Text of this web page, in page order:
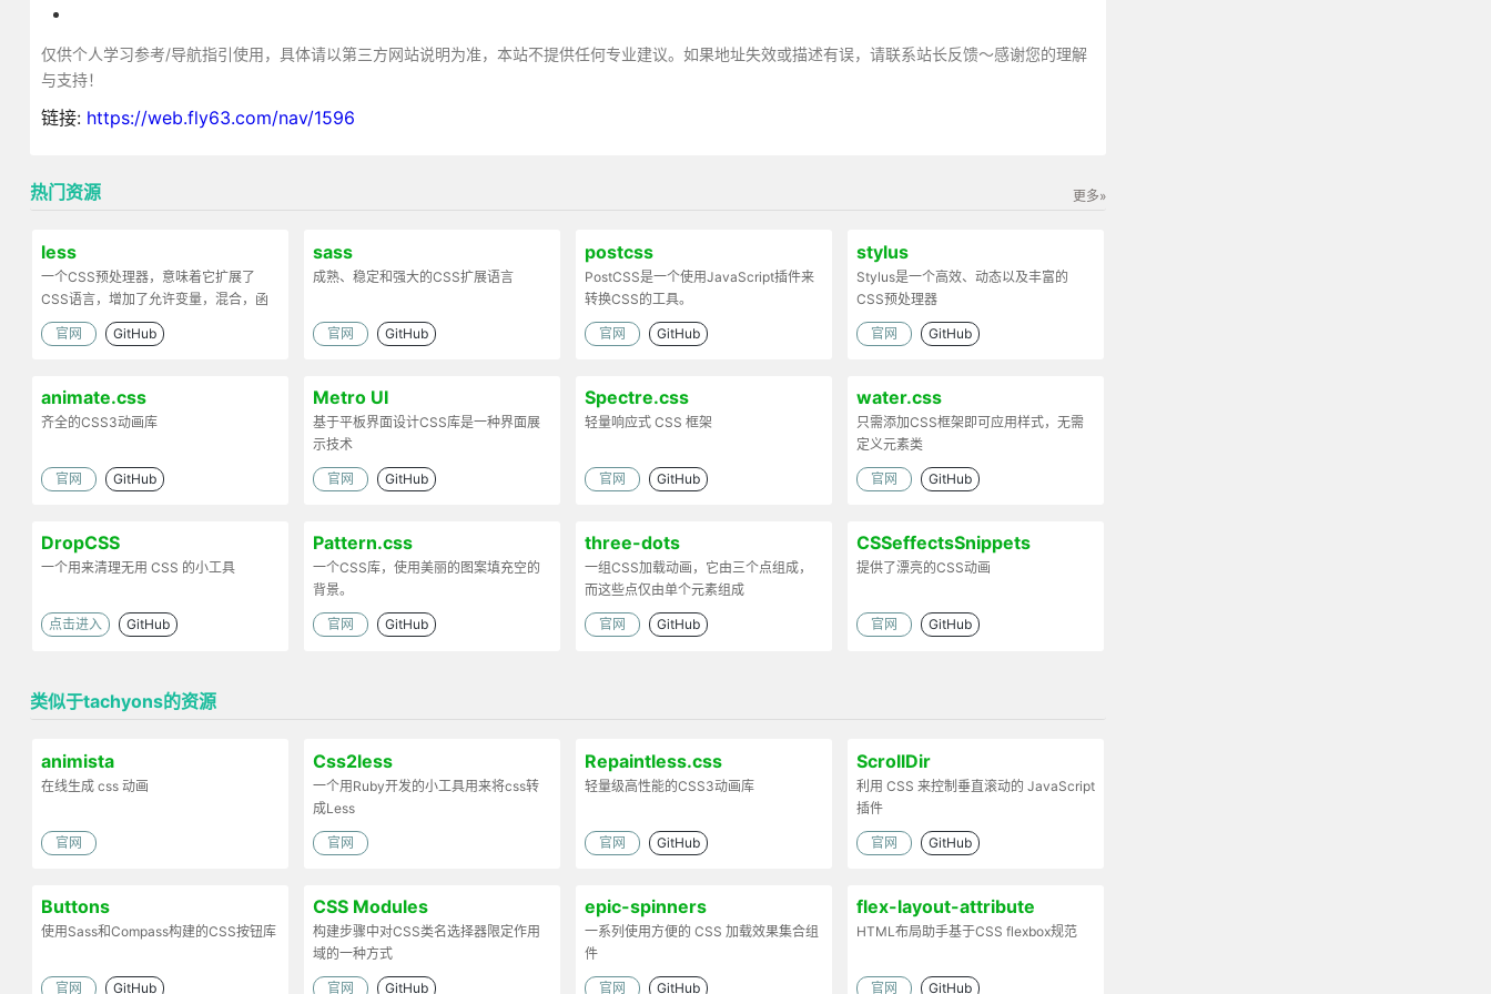
仅供个人学习参考/导航指引使用，具体请以第三方网站说明为准，本站不提供任何专业建议。如果地址失效或描述有误，请联系站长反馈～感谢您的理解
与支持！
链接: https://web.fly63.com/nav/1596
更多»
热门资源
less
一个CSS预处理器，意味着它扩展了
CSS语言，增加了允许变量，混合，函
数和许多其他技术的功能
官网 GitHub
sass
成熟、稳定和强大的CSS扩展语言
官网 GitHub
postcss
PostCSS是一个使用JavaScript插件来
转换CSS的工具。
官网 GitHub
stylus
Stylus是一个高效、动态以及丰富的
CSS预处理器
官网 GitHub
animate.css
齐全的CSS3动画库
官网 GitHub
Metro UI
基于平板界面设计CSS库是一种界面展
示技术
官网 GitHub
Spectre.css
轻量响应式 CSS 框架
官网 GitHub
water.css
只需添加CSS框架即可应用样式，无需
定义元素类
官网 GitHub
DropCSS
一个用来清理无用 CSS 的小工具
点击进入 GitHub
Pattern.css
一个CSS库，使用美丽的图案填充空的
背景。
官网 GitHub
three-dots
一组CSS加载动画，它由三个点组成，
而这些点仅由单个元素组成
官网 GitHub
CSSeffectsSnippets
提供了漂亮的CSS动画
官网 GitHub
类似于tachyons的资源
animista
在线生成 css 动画
官网
Css2less
一个用Ruby开发的小工具用来将css转
成Less
官网
Repaintless.css
轻量级高性能的CSS3动画库
官网 GitHub
ScrollDir
利用 CSS 来控制垂直滚动的 JavaScript
插件
官网 GitHub
Buttons
使用Sass和Compass构建的CSS按钮库
官网 GitHub
CSS Modules
构建步骤中对CSS类名选择器限定作用
域的一种方式
官网 GitHub
epic-spinners
一系列使用方便的 CSS 加载效果集合组
件
官网 GitHub
flex-layout-attribute
HTML布局助手基于CSS flexbox规范
官网 GitHub